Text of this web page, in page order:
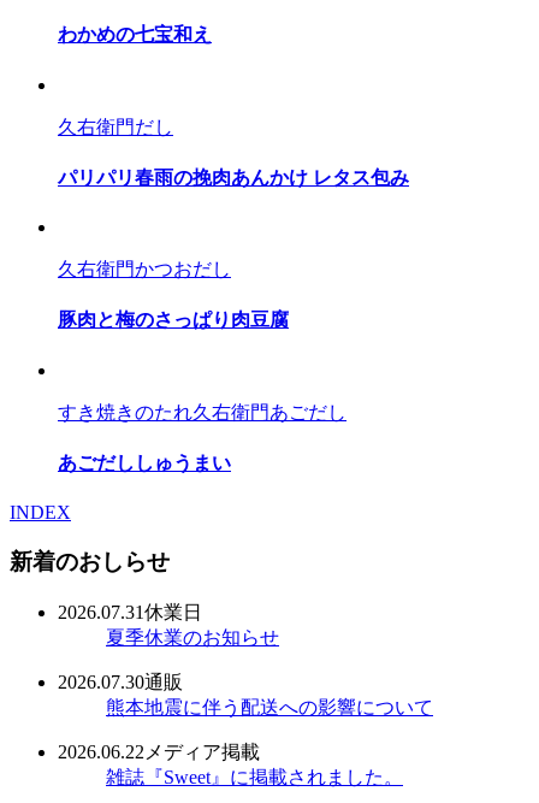
わかめの七宝和え
久右衛門だし
パリパリ春雨の挽肉あんかけ レタス包み
久右衛門かつおだし
豚肉と梅のさっぱり肉豆腐
すき焼きのたれ久右衛門あごだし
あごだししゅうまい
INDEX
新着のおしらせ
2026.07.31休業日
夏季休業のお知らせ
2026.07.30通販
熊本地震に伴う配送への影響について
2026.06.22 メディア掲載
雑誌『Sweet』に掲載されました。